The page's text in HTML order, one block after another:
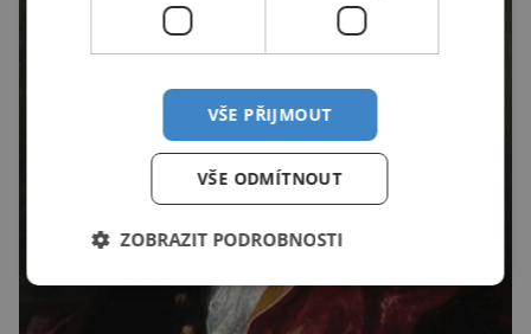
VŠE PŘIJMOUT
VŠE ODMÍTNOUT
ZOBRAZIT PODROBNOSTI